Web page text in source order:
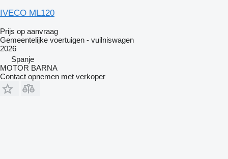
IVECO ML120
Prijs op aanvraag
Gemeentelijke voertuigen - vuilniswagen
2026
Spanje
MOTOR BARNA
Contact opnemen met verkoper